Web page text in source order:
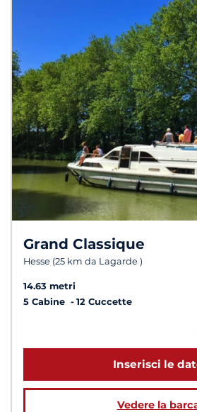
Grand Classique
Hesse (25 km da Lagarde )
14.63 metri
5 Cabine
12 Cuccette
Inserisci le
Vedere la